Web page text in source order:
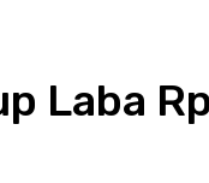
Laba